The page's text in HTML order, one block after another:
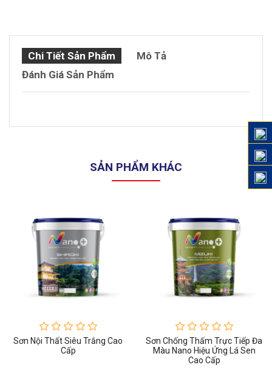
Chi Tiết Sản Phẩm
Mô Tả
Đánh Giá Sản Phẩm
SẢN PHẨM KHÁC
Sơn Nội Thất Siêu Trắng Cao
Cấp
Sơn Chống Thấm Trực Tiếp Đa
Màu Nano Hiệu Ứng Lá Sen
Cao Cấp